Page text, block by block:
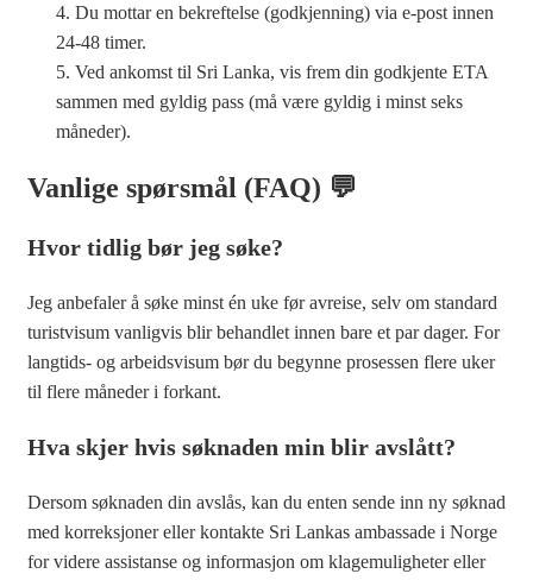
Du mottar en bekreftelse (godkjenning) via e-post innen
24-48 timer.
Ved ankomst til Sri Lanka, vis frem din godkjente ETA
sammen med gyldig pass (må være gyldig i minst seks
måneder).
Vanlige spørsmål (FAQ) 💬
Hvor tidlig bør jeg søke?
Jeg anbefaler å søke minst én uke før avreise, selv om standard
turistvisum vanligvis blir behandlet innen bare et par dager. For
langtids- og arbeidsvisum bør du begynne prosessen flere uker
til flere måneder i forkant.
Hva skjer hvis søknaden min blir avslått?
Dersom søknaden din avslås, kan du enten sende inn ny søknad
med korreksjoner eller kontakte Sri Lankas ambassade i Norge
for videre assistanse og informasjon om klagemuligheter eller